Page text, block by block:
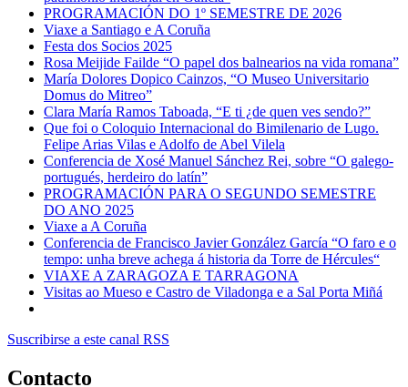
PROGRAMACIÓN DO 1º SEMESTRE DE 2026
Viaxe a Santiago e A Coruña
Festa dos Socios 2025
Rosa Meijide Failde “O papel dos balnearios na vida romana”
María Dolores Dopico Cainzos, “O Museo Universitario
Domus do Mitreo”
Clara María Ramos Taboada, “E ti ¿de quen ves sendo?”
Que foi o Coloquio Internacional do Bimilenario de Lugo.
Felipe Arias Vilas e Adolfo de Abel Vilela
Conferencia de Xosé Manuel Sánchez Rei, sobre “O galego-
portugués, herdeiro do latín”
PROGRAMACIÓN PARA O SEGUNDO SEMESTRE
DO ANO 2025
Viaxe a A Coruña
Conferencia de Francisco Javier González García “O faro e o
tempo: unha breve achega á historia da Torre de Hércules“
VIAXE A ZARAGOZA E TARRAGONA
Visitas ao Mueso e Castro de Viladonga e a Sal Porta Miñá
Suscribirse a este canal RSS
Contacto